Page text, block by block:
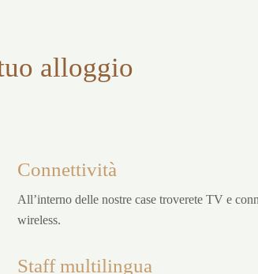
alloggio
Connettività
All’interno delle nostre case troverete TV e
wireless.
Staff multilingua